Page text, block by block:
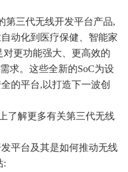
第三代无线开发平台产品,
动化到医疗保健、 智能家
更功能强大、更高效的
求。这些全新的SoC为设
的平台,以打造下一波创
了解更多有关第三代无线
平台及其是如何推动无线
: